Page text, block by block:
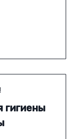
гигиены